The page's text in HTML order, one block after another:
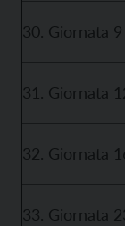
30. Giornata
31. Giornata
32. Giornata
33. Giornata